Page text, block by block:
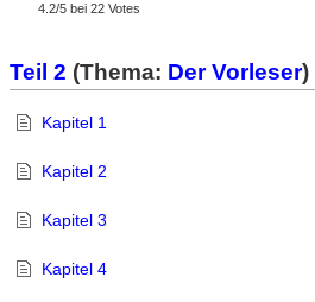
4.2/5 bei 22 Votes
Teil 2 (Thema: Der Vorleser)
Kapitel 1
Kapitel 2
Kapitel 3
Kapitel 4